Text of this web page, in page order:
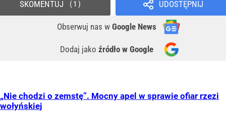
UDOSTĘPNIJ
Obserwuj nas w Google News
Dodaj jako źródło w Google
SKOMENTUJ 1
„Nie chodzi o zemstę”. Mocny apel w sprawie ofiar rzezi
wołyńskiej